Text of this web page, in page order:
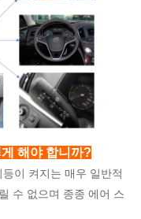
해야 합니까?
이 켜지는 매우 일반적
수 없으며 종종 에어 스